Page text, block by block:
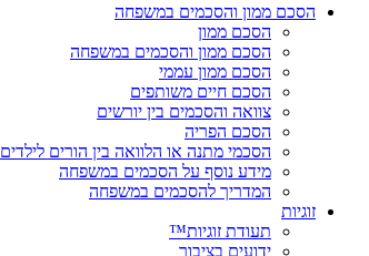
הסכם ממון והסכמים במשפחה
הסכם ממון
הסכם ממון והסכמים במשפחה
הסכם ממון עממי
הסכם חיים משותפים
צוואה והסכמים בין יורשים
הסכם הפריה
הסכמי מתנה או הלוואה בין הורים לילדים
מידע נוסף על הסכמים במשפחה
המדריך להסכמים במשפחה
זוגיות
תעודת זוגיות™
ידועים בציבור